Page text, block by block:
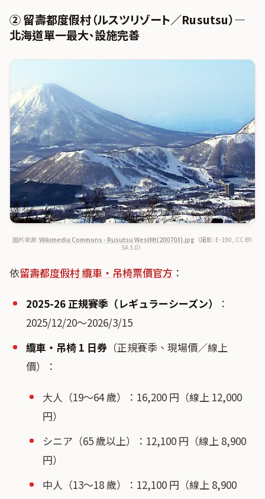
② 留壽都度假村（ルスツリゾート／Rusutsu）—
北海道單一最大、設施完善
圖片來源: Wikimedia Commons - Rusutsu WestMt(200703).jpg （撮影: E-190, CC BY-
SA 3.0）
依留壽都度假村 纜車・吊椅票價官方 ：
2025-26 正規賽季（レギュラーシーズン）
：
2025/12/20〜2026/3/15
纜車・吊椅 1 日券 （正規賽季、現場價／線上
價）：
大人（19〜64 歲）：16,200 円（線上 12,000
円）
シニア（65 歲以上）：12,100 円（線上 8,900
円）
中人（13〜18 歲）：12,100 円（線上 8,900